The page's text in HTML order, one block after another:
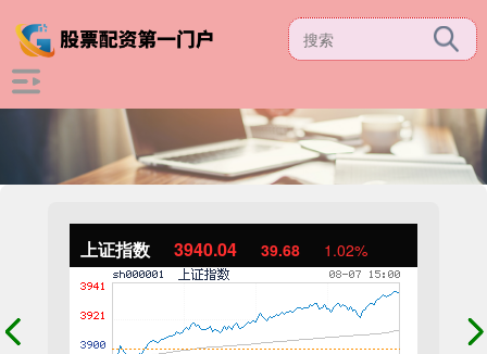
上证指数 3940.04 39.68 1.02%